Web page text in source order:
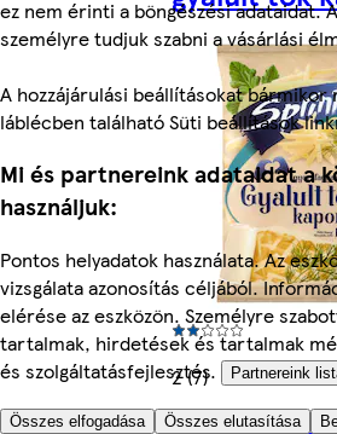
ez nem érinti a böngészési adataidat.
személyre tudjuk szabni a vásárlási
A hozzájárulási beállításokat bármikor
láblécben található Süti beállítások
Mi és partnereink adataidat a
használjuk:
Pontos helyadatok használata. Az
vizsgálata azonosítás céljából.
elérése az eszközön. Személyre
tartalmak, hirdetések és tartalmak
és szolgáltatásfejlesztés.
Partnereink
Összes elfogadása Összes elutasítása
2 (7)
A kategória többi